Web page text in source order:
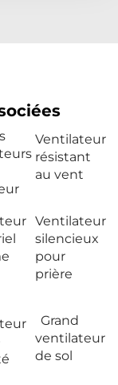
Ventilateur
résistant
au vent
Ventilateur
silencieux
pour
prière
Grand
ventilateur
de sol